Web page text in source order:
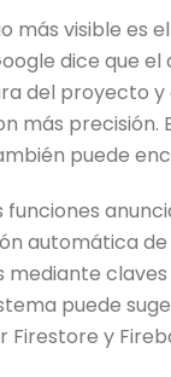
más visible es
dice que
del proyecto y
más precisión.
puede
funciones
automática
mediante
puede
Firestore y